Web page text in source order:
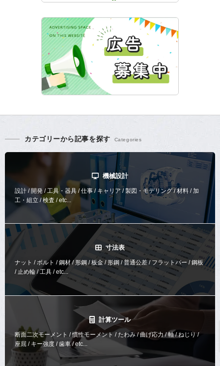
カテゴリーから記事を探す
機械設計
設計 / 開発 / 工具・器具 / 仕事 / キャリア / 製図・モデリング / 材料 / 加
工・組立 / 検査 / etc...
寸法表
ナット / ボルト / 鋼材 / 形鋼 / 板金 / 形鋼 / 普通公差 / フラットバー / 鋼板
/ 止め輪 / 工具 / etc...
計算ツール
断面二次モーメント / 慣性モーメント / たわみ / 曲げ応力 / 軸 / ねじり /
座屈 / キー強度 / 歯車 / etc...